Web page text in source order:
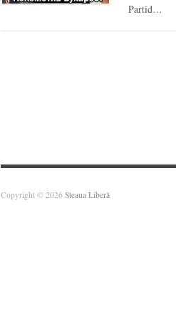
Partid…
Copyright © 2026 Steaua Liberă